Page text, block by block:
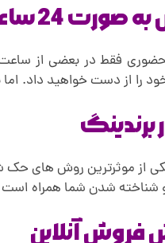
24 ساعته
فقط در بعضی از ساعت
را از دست خواهید داد.
برندینگ
از موثرترین روش های حک
شناخته شدن شما همراه است
فروش آنلاین